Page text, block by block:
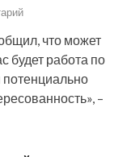
что может
будет работа по
–